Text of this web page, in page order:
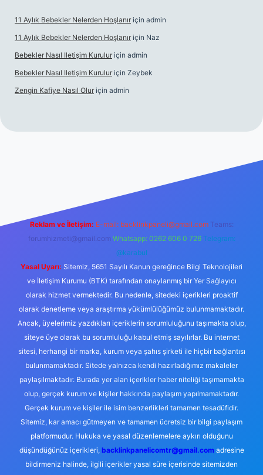
11 Aylık Bebekler Nelerden Hoşlanır için admin
11 Aylık Bebekler Nelerden Hoşlanır için Naz
Bebekler Nasıl Iletişim Kurulur için admin
Bebekler Nasıl Iletişim Kurulur için Zeybek
Zengin Kafiye Nasıl Olur için admin
Reklam ve İletişim: E-mail: backlinkpaneli@gmail.com Teams:
forumhizmeti@gmail.com Whatsapp: 0262 606 0 726 Telegram:
@karabul
Yasal Uyarı: Sitemiz, 5651 Sayılı Kanun gereğince Bilgi Teknolojileri
ve İletişim Kurumu (BTK) tarafından onaylanmış bir Yer Sağlayıcı
olarak hizmet vermektedir. Bu nedenle, sitedeki içerikleri proaktif
olarak denetleme veya araştırma yükümlülüğümüz bulunmamaktadır.
Ancak, üyelerimiz yazdıkları içeriklerin sorumluluğunu taşımakta olup,
siteye üye olarak bu sorumluluğu kabul etmiş sayılırlar. Bu internet
sitesi, herhangi bir marka, kurum veya şahıs şirketi ile hiçbir bağlantısı
bulunmamaktadır. Sitede yalnızca kendi hazırladığımız makaleler
paylaşılmaktadır. Burada yer alan içerikler haber niteliği taşımamakta
olup, gerçek kurum ve kişiler hakkında paylaşım yapılmamaktadır.
Gerçek kurum ve kişiler ile isim benzerlikleri tamamen tesadüfidir.
Sitemiz, kar amacı gütmeyen ve tamamen ücretsiz bir bilgi paylaşım
platformudur. Hukuka ve yasal düzenlemelere aykırı olduğunu
düşündüğünüz içerikleri, backlinkpanelicomtr@gmail.comadresine
bildirmeniz halinde, ilgili içerikler yasal süre içerisinde sitemizden